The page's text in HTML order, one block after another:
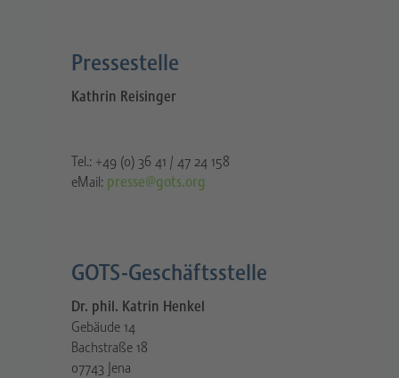
Pressestelle​
Kathrin Reisinger
Tel.: +49 (0) 36 41 / 47 24 158
eMail: presse@gots.org
GOTS-Geschäftsstelle
Dr. phil. Katrin Henkel
Gebäude 14
Bachstraße 18
07743 Jena